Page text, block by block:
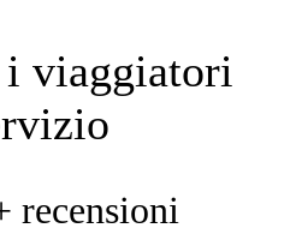
i viaggiatori
recensioni